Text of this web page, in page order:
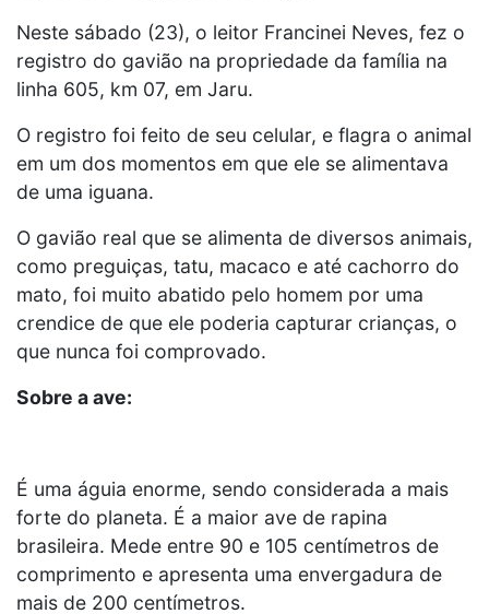
Neste sábado (23), o leitor Francinei Neves, fez o
registro do gavião na propriedade da família na
linha 605, km 07, em Jaru.
O registro foi feito de seu celular, e flagra o animal
em um dos momentos em que ele se alimentava
de uma iguana.
O gavião real que se alimenta de diversos animais,
como preguiças, tatu, macaco e até cachorro do
mato, foi muito abatido pelo homem por uma
crendice de que ele poderia capturar crianças, o
que nunca foi comprovado.
Sobre a ave:
É uma águia enorme, sendo considerada a mais
forte do planeta. É a maior ave de rapina
brasileira. Mede entre 90 e 105 centímetros de
comprimento e apresenta uma envergadura de
mais de 200 centímetros.